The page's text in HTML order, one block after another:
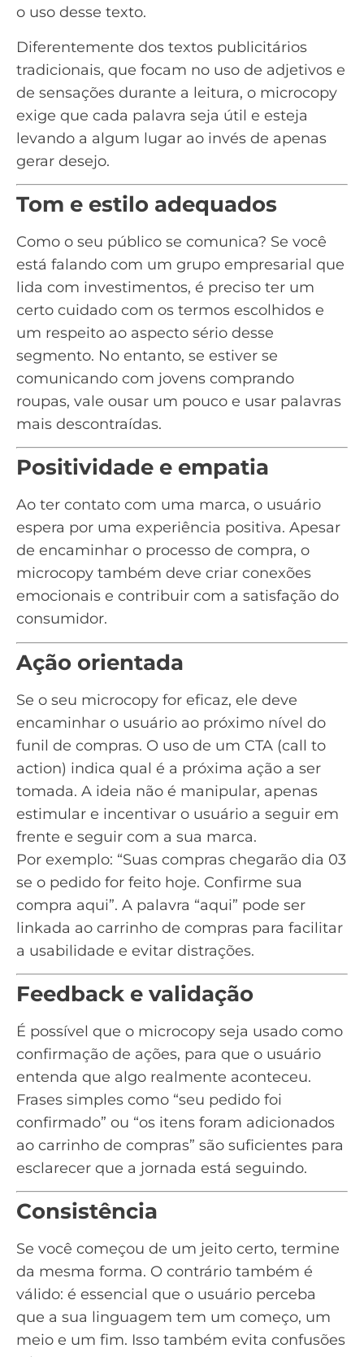
o uso desse texto.
Diferentemente dos textos publicitários
tradicionais, que focam no uso de adjetivos e
de sensações durante a leitura, o microcopy
exige que cada palavra seja útil e esteja
levando a algum lugar ao invés de apenas
gerar desejo.
Tom e estilo adequados
Como o seu público se comunica? Se você
está falando com um grupo empresarial que
lida com investimentos, é preciso ter um
certo cuidado com os termos escolhidos e
um respeito ao aspecto sério desse
segmento. No entanto, se estiver se
comunicando com jovens comprando
roupas, vale ousar um pouco e usar palavras
mais descontraídas.
Positividade e empatia
Ao ter contato com uma marca, o usuário
espera por uma experiência positiva. Apesar
de encaminhar o processo de compra, o
microcopy também deve criar conexões
emocionais e contribuir com a satisfação do
consumidor.
Ação orientada
Se o seu microcopy for eficaz, ele deve
encaminhar o usuário ao próximo nível do
funil de compras. O uso de um CTA (call to
action) indica qual é a próxima ação a ser
tomada. A ideia não é manipular, apenas
estimular e incentivar o usuário a seguir em
frente e seguir com a sua marca.
Por exemplo: “Suas compras chegarão dia 03
se o pedido for feito hoje. Confirme sua
compra aqui”. A palavra “aqui” pode ser
linkada ao carrinho de compras para facilitar
a usabilidade e evitar distrações.
Feedback e validação
É possível que o microcopy seja usado como
confirmação de ações, para que o usuário
entenda que algo realmente aconteceu.
Frases simples como “seu pedido foi
confirmado” ou “os itens foram adicionados
ao carrinho de compras” são suficientes para
esclarecer que a jornada está seguindo.
Consistência
Se você começou de um jeito certo, termine
da mesma forma. O contrário também é
válido: é essencial que o usuário perceba
que a sua linguagem tem um começo, um
meio e um fim. Isso também evita confusões